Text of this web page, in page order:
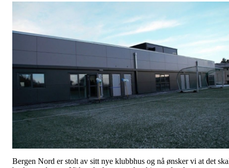
Bergen Nord er stolt av sitt nye klubbhus og nå ønsker vi at det